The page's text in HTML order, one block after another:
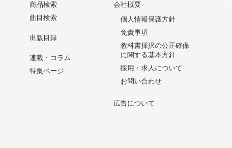
商品検索
曲目検索
出版目録
連載・コラム
特集ページ
会社概要
個人情報保護方針
免責事項
教科書採択の公正確保
に関する基本方針
採用・求人について
お問い合わせ
広告について